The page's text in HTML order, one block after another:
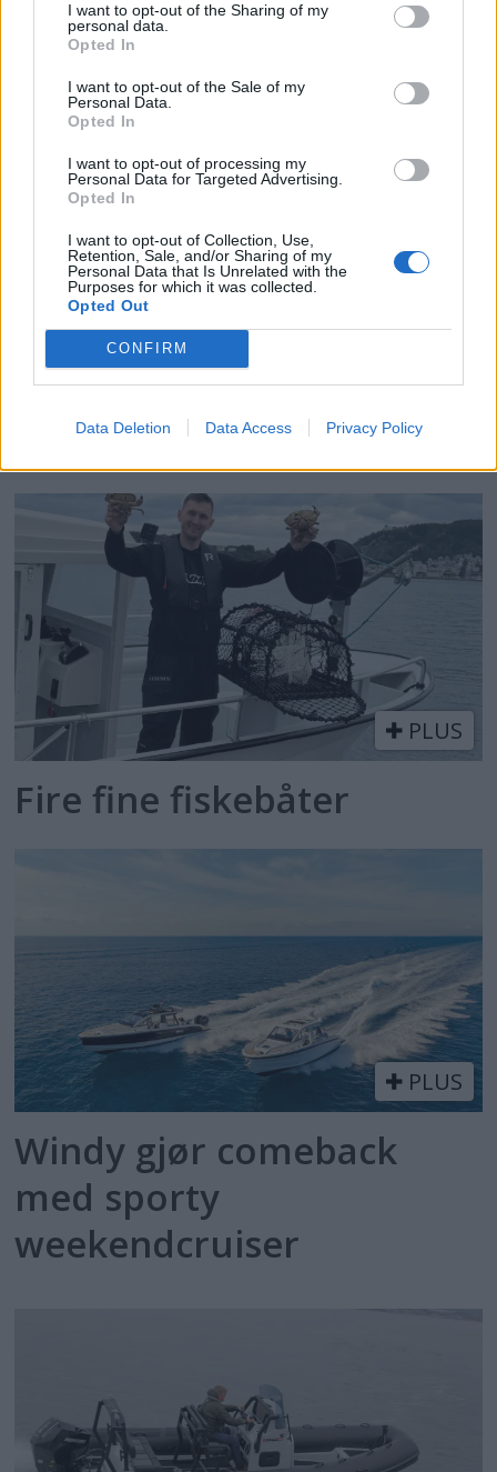
I want to opt-out of the Sharing of my
personal data.
Opted In
I want to opt-out of the Sale of my
Personal Data.
Opted In
I want to opt-out of processing my
Personal Data for Targeted Advertising.
Opted In
I want to opt-out of Collection, Use,
Retention, Sale, and/or Sharing of my
Personal Data that Is Unrelated with the
Purposes for which it was collected.
Opted Out
CONFIRM
Data Deletion Data Access Privacy Policy
PLUS
Prøvekjørt: Mesterlig
familiebåt på 39 fot fra
Marex
PLUS
Fire fine fiskebåter
PLUS
Windy gjør comeback
med sporty
weekendcruiser